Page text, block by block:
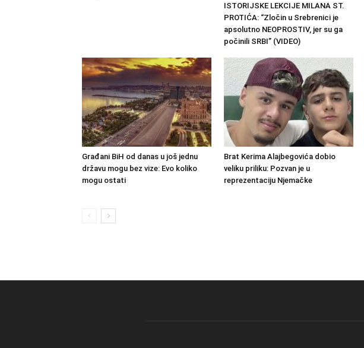
ISTORIJSKE LEKCIJE MILANA ST.
PROTIĆA: “Zločin u Srebrenici je
apsolutno NEOPROSTIV, jer su ga
počinili SRBI” (VIDEO)
Građani BiH od danas u još jednu
državu mogu bez vize: Evo koliko
mogu ostati
Brat Kerima Alajbegovića dobio
veliku priliku: Pozvan je u
reprezentaciju Njemačke